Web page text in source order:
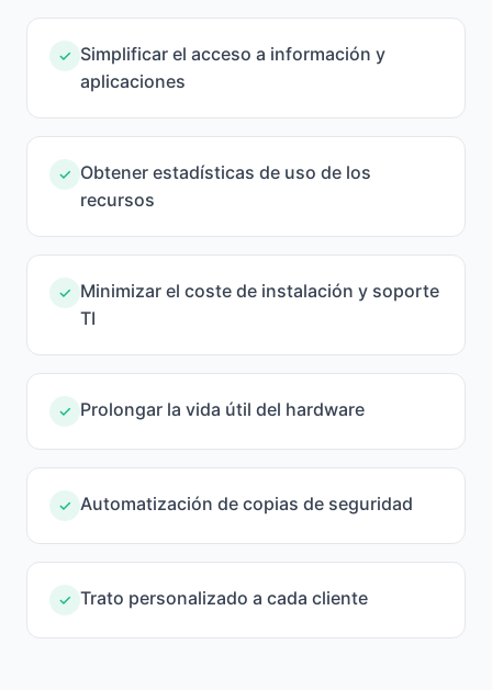
✓ Simplificar el acceso a información y
aplicaciones
✓ Obtener estadísticas de uso de los
recursos
✓ Minimizar el coste de instalación y soporte
TI
✓ Prolongar la vida útil del hardware
✓ Automatización de copias de seguridad
✓ Trato personalizado a cada cliente